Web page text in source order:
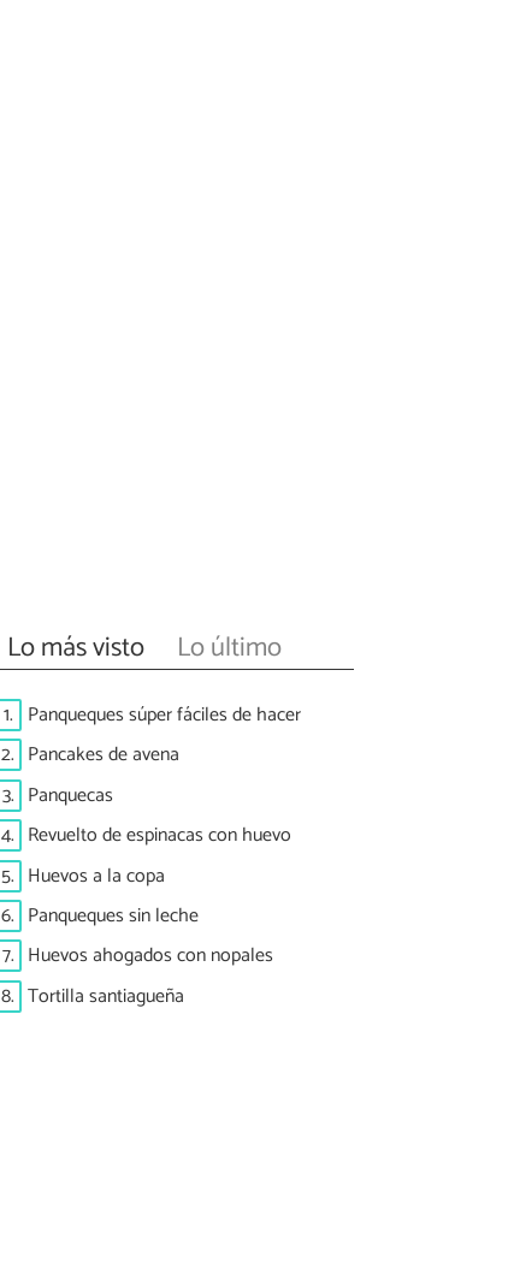
Lo más visto Lo último
1. Panqueques súper fáciles de hacer
2. Pancakes de avena
3. Panquecas
4. Revuelto de espinacas con huevo
5. Huevos a la copa
6. Panqueques sin leche
7. Huevos ahogados con nopales
8. Tortilla santiagueña